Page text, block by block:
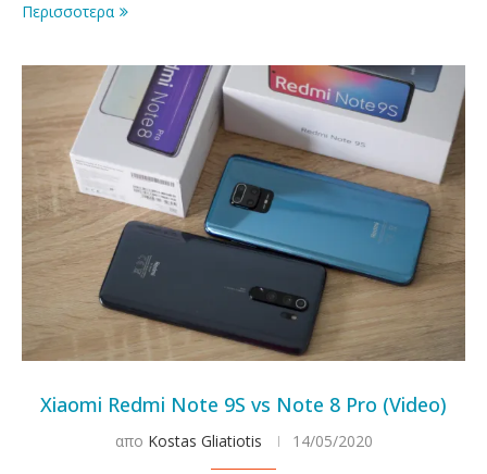
Περισσοτερα
Xiaomi Redmi Note 9S vs Note 8 Pro (Video)
απο Kostas Gliatiotis 14/05/2020